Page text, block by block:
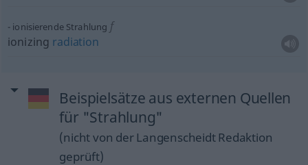
ionisierende Strahlung f
ionizing radiation
Beispielsätze aus externen Quellen
für "Strahlung"
(nicht von der Langenscheidt Redaktion
geprüft)